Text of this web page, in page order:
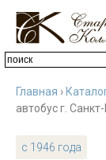
Главная ›
автобус г.
с 1946 года